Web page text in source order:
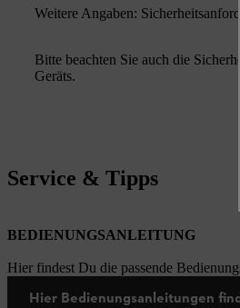
Weitere Angaben:
Bitte beachten Sie auch die
Geräts.
Service & Tipps
BEDIENUNGSANLEITUNG
Hier findest Du die passende
Hier Bedienungsanleitungen